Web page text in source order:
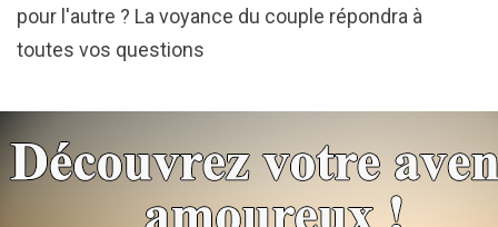
pour l'autre ? La voyance du couple répondra à
toutes vos questions